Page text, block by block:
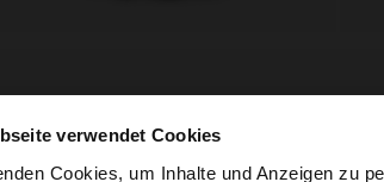
verwendet Cookies
Cookies, um Inhalte und Anzeigen zu